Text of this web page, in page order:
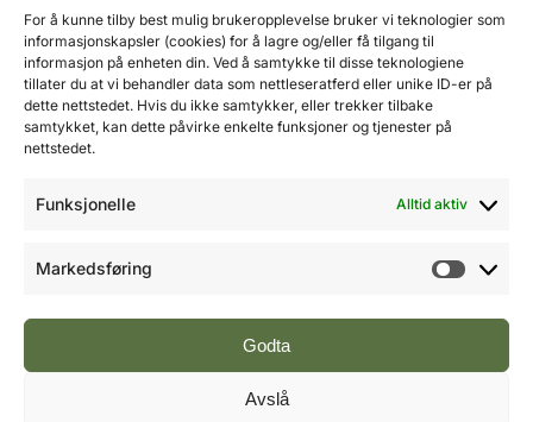
For å kunne tilby best mulig brukeropplevelse bruker vi teknologier som
informasjonskapsler (cookies) for å lagre og/eller få tilgang til
informasjon på enheten din. Ved å samtykke til disse teknologiene
tillater du at vi behandler data som nettleseratferd eller unike ID-er på
dette nettstedet. Hvis du ikke samtykker, eller trekker tilbake
samtykket, kan dette påvirke enkelte funksjoner og tjenester på
nettstedet.
Funksjonelle Alltid aktiv
Markedsføring
Godta
Avslå
Mobil: 976 50 875
E-post:ole@fremtidensbygg.no
Key account manager
Cristian Fatah